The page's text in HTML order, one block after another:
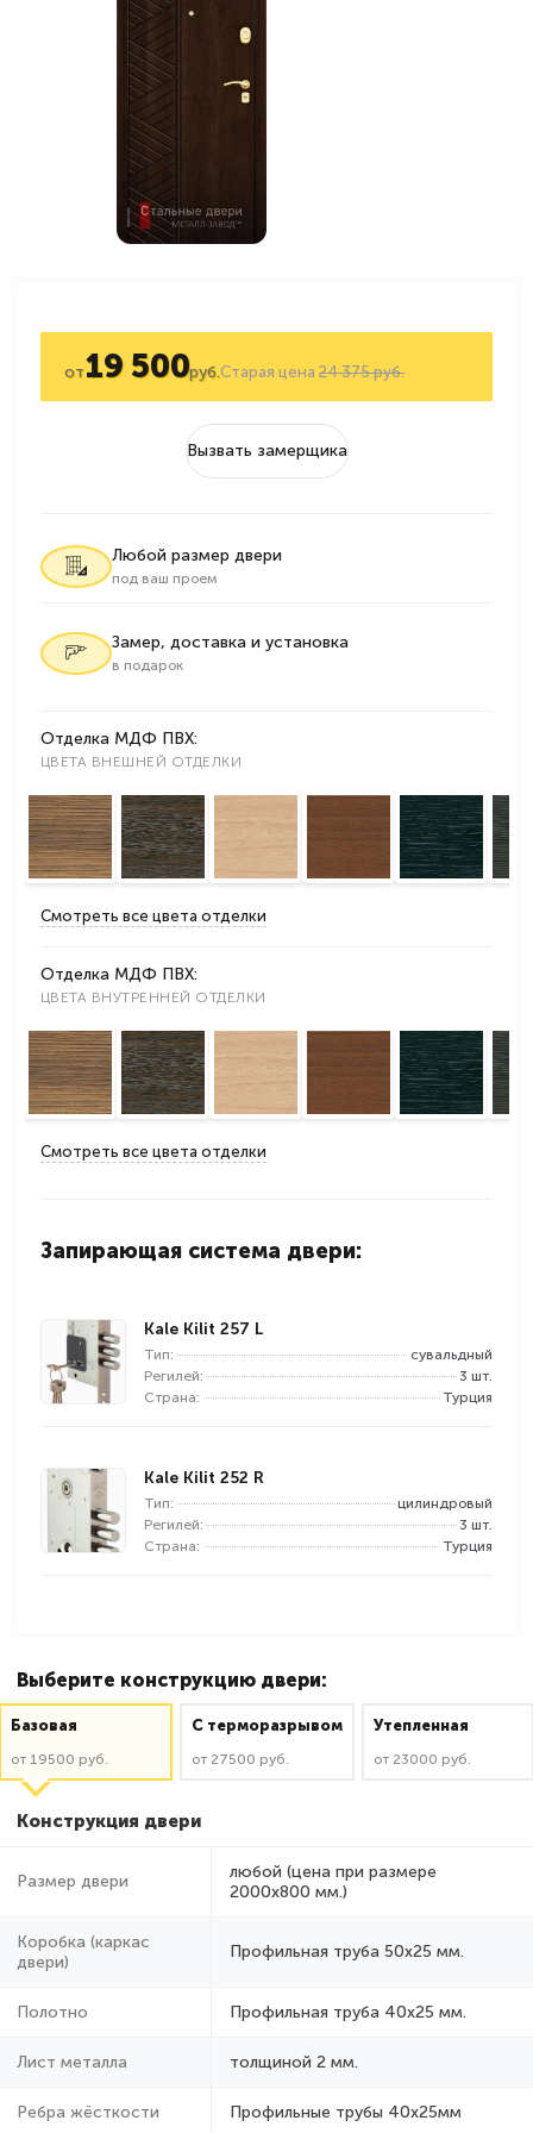
Старая цена24 375 руб.
от19 500руб.
Вызвать замерщика
Любой размер двери
под ваш проем
Замер, доставка и установка
в подарок
Отделка МДФ ПВХ:
ЦВЕТА ВНЕШНЕЙ ОТДЕЛКИ
Смотреть все цвета отделки
Отделка МДФ ПВХ:
ЦВЕТА ВНУТРЕННЕЙ ОТДЕЛКИ
Смотреть все цвета отделки
Запирающая система двери:
Kale Kilit 257 L
Тип:
сувальдный
Регилей:
3 шт.
Страна:
Турция
Kale Kilit 252 R
Тип:
цилиндровый
Регилей:
3 шт.
Страна:
Турция
Выберите конструкцию двери:
Базовая
от 19500 руб.
C терморазрывом
от 27500 руб.
Утепленная
от 23000 руб.
Конструкция двери
Размер двери
любой (цена при размере
2000x800 мм.)
Коробка (каркас
двери)
Профильная труба 50х25 мм.
Полотно Профильная труба 40х25 мм.
Лист металла толщиной 2 мм.
Ребра жёсткости Профильные трубы 40х25мм